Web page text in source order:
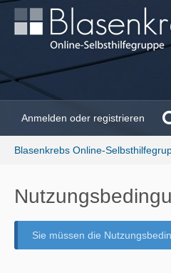
Anmelden oder registrieren
Blasenkrebs Online-
Sie müssen die